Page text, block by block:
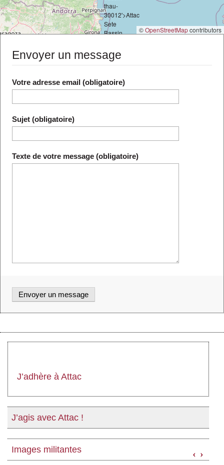
©OpenStreetMapcontributors
Envoyer un message
Votre adresse email (obligatoire)
Sujet (obligatoire)
Texte de votre message (obligatoire)
J’adhère à Attac
J’agis avec Attac !
Images militantes ‹ ›